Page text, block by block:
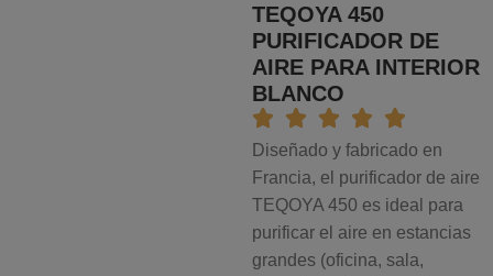
TEQOYA 450
PURIFICADOR DE
AIRE PARA INTERIOR
BLANCO
Diseñado y fabricado en
Francia, el purificador de aire
TEQOYA 450 es ideal para
purificar el aire en estancias
grandes (oficina, sala,